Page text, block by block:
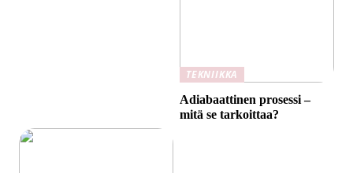
TEKNIIKKA
Adiabaattinen prosessi –
mitä se tarkoittaa?